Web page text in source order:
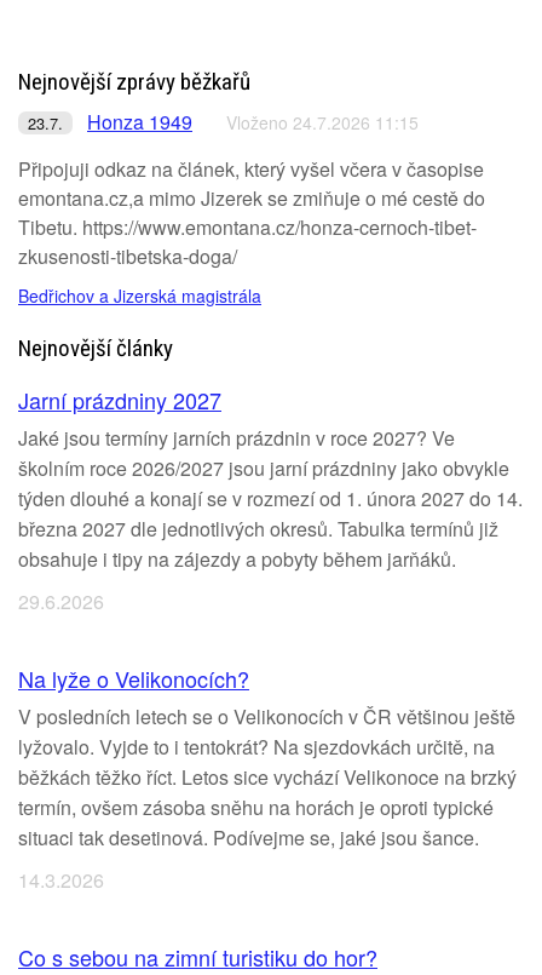
Nejnovější zprávy běžkařů
23.7. Honza 1949 Vloženo 24.7.2026 11:15
Připojuji odkaz na článek, který vyšel včera v časopise
emontana.cz,a mimo Jizerek se zmiňuje o mé cestě do
Tibetu. https://www.emontana.cz/honza-cernoch-tibet-
zkusenosti-tibetska-doga/
Bedřichov a Jizerská magistrála
Nejnovější články
Jarní prázdniny 2027
Jaké jsou termíny jarních prázdnin v roce 2027? Ve
školním roce 2026/2027 jsou jarní prázdniny jako obvykle
týden dlouhé a konají se v rozmezí od 1. února 2027 do 14.
března 2027 dle jednotlivých okresů. Tabulka termínů již
obsahuje i tipy na zájezdy a pobyty během jarňáků.
29.6.2026
Na lyže o Velikonocích?
V posledních letech se o Velikonocích v ČR většinou ještě
lyžovalo. Vyjde to i tentokrát? Na sjezdovkách určitě, na
běžkách těžko říct. Letos sice vychází Velikonoce na brzký
termín, ovšem zásoba sněhu na horách je oproti typické
situaci tak desetinová. Podívejme se, jaké jsou šance.
14.3.2026
Co s sebou na zimní turistiku do hor?